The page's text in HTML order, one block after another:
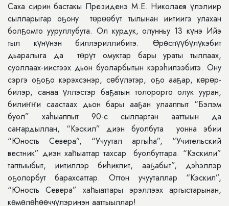
Саха сирин бастакы Президенэ М.Е. Николаев үлэлиир
сылларыгар оҕону тɵрɵɵбүт тылынан иитиигэ улахан
болҕомто ууруллубута. Ол курдук, олунньу 13 күнэ Ийэ
тыл күнүнэн биллэриллибитэ. Өрөспүүбүлүкэбит
дьаралыга да тɵрүт омуктар бары ураты тыллаах,
суоллаах-иистээх дьон буоларбытын кэрэhилээбитэ. Ону
сэргэ оҕоҕо кэрэхсэнэр, сɵбүлэтэр, оҕо ааҕар, кɵрɵр-
билэр, санаа үллэстэр баҕатын толорорго олук ууран,
билиҥҥи саастаах дьон бары ааҕан улааппыт “Бэлэм
буол” хаhыаппыт 90-с сыллартан ааттыын да
саҥардыллан, “Кэскил” диэн буолбута уонна эбии
“Юность Севера”, “Учуутал аргыhа”, “Учительский
вестник” диэн хаһыаттар тахсар буолбуттара. “Кэскили”
таптыыбыт, иитиллэр биhикпит, ааҕабыт”, дэhэллэр
оҕолорбут барахсаттар. Оттон учууталлар “Кэскил”,
“Юность Севера” хаһыаттары эрэллээх аргыстарынан,
кɵмɵлɵhɵɵччүлэринэн ааттыыллар!